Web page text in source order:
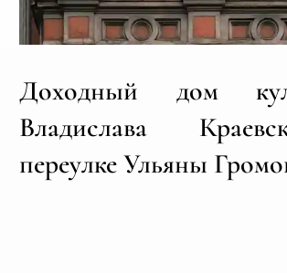
Доходный дом
Владислава
переулке Ульяны